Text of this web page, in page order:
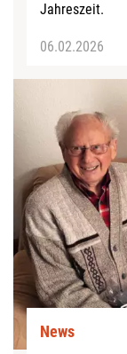
Jahreszeit.
06.02.2026
News